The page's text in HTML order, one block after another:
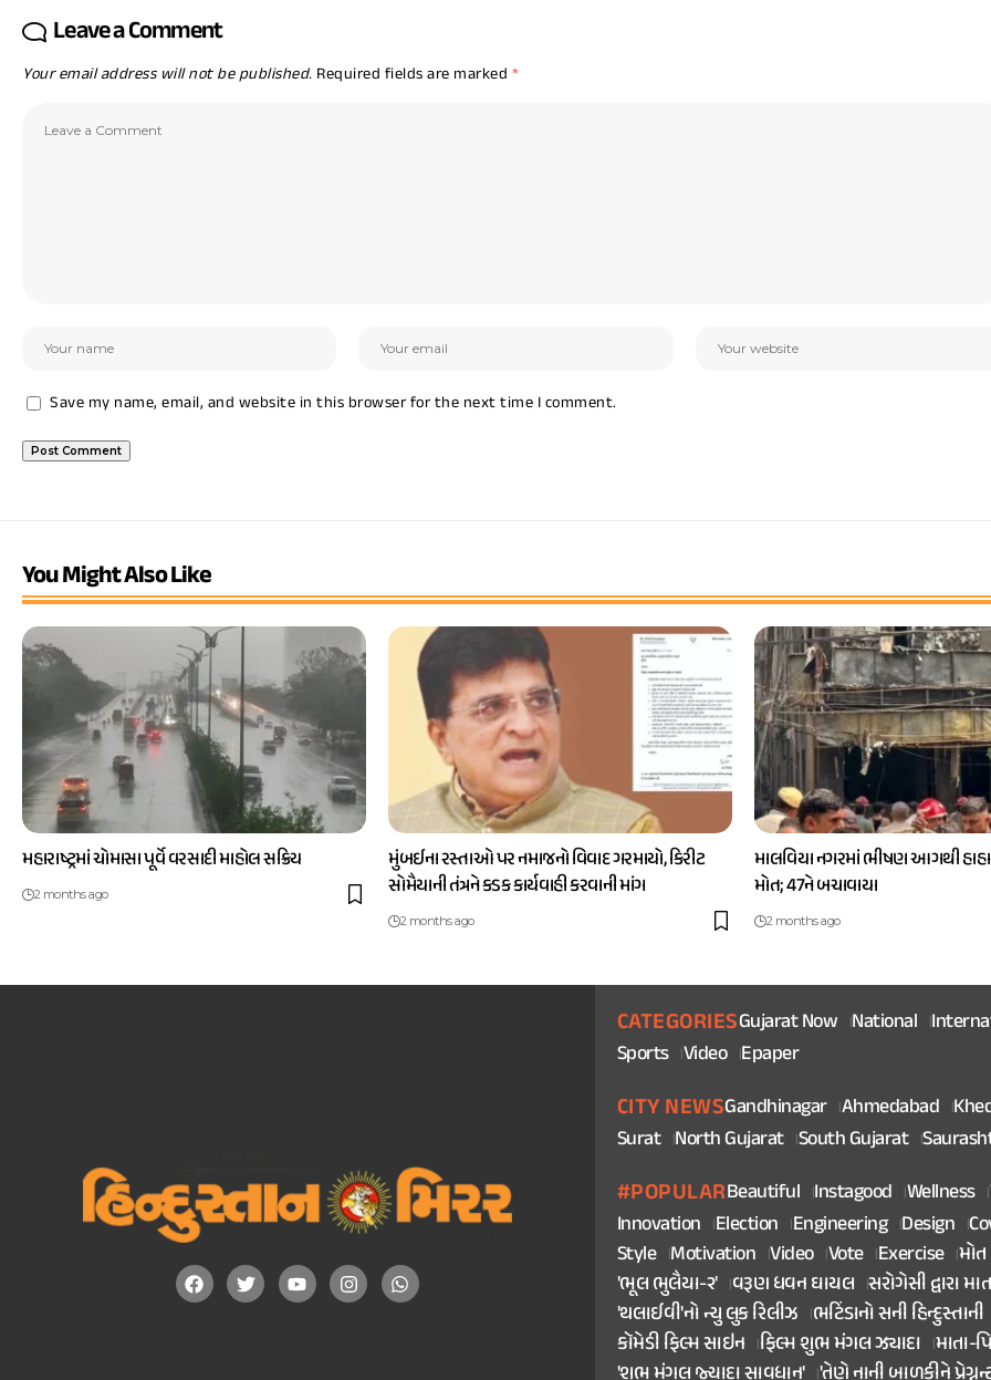
Leave a Comment
Your email address will not be published. Required fields are marked *
Save my name, email, and website in this browser for the next time I comment.
You Might Also Like
મહારાષ્ટ્રમાં ચોમાસા પૂર્વે વરસાદી માહોલ સક્રિય
2 months ago
મુંબઈના રસ્તાઓ પર નમાજનો વિવાદ ગરમાયો, કિરીટ
સોમૈયાની તંત્રને કડક કાર્યવાહી કરવાની માંગ
2 months ago
માલવિયા નગરમાં ભીષણ આગથી
મોત; 47ને બચાવાયા
2 months ago
CATEGORIESGujarat Now National
Sports Video Epaper
CITY NEWSGandhinagar Ahmedabad
Surat North Gujarat South Gujarat
#POPULARBeautiful Instagood Wellness
Innovation Election Engineering Design
Style Motivation Video Vote Exercise મોત
'ભૂલ ભુલૈયા-૨' વરૂણ ધવન ઘાયલ સરોગેસી દ્વારા
'થલાઈવી'નો ન્યુ લુક રિલીઝ ભટિંડાનો સની હિન્દુસ્તાની
કૉમેડી ફિલ્મ સાઇન ફિલ્મ શુભ મંગલ ઝ્યાદા માતા-